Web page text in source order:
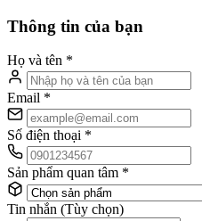
Thông tin của bạn
Họ và tên *
Email *
Số điện thoại *
Sản phẩm quan tâm *
Tin nhắn (Tùy chọn)